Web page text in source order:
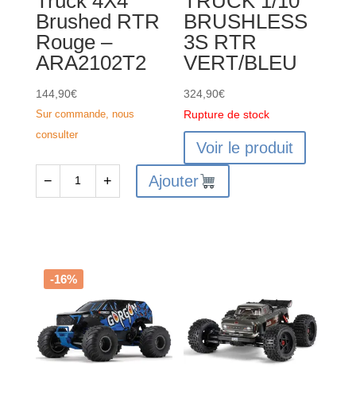
Brushed RTR
Rouge –
ARA2102T2
144,90€
Sur commande, nous
consulter
GROM
MEGA
Monster
Truck
− + Ajouter
BRUSHLESS
3S RTR
VERT/BLEU
324,90€
Rupture de stock
Voir le produit
-16%